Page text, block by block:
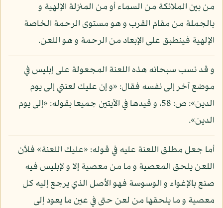
من بين الملائكة من السماء أو من المنزلة الإلهية و
بالجملة من مقام القرب و هو مستوى الرحمة الخاصة
الإلهية فينطبق على الإبعاد من الرحمة و هو اللعن.
و قد نسب سبحانه هذه اللعنة المجعولة على إبليس في
موضع آخر إلى نفسه فقال: «و إن عليك لعنتي إلى يوم
الدين»: ص: 58، و قيدها في الآيتين جميعا بقوله: «إلى يوم
الدين».
أما جعل مطلق اللعنة عليه في قوله: «عليك اللعنة» فلأن
اللعن يلحق المعصية و ما من معصية إلا و لإبليس فيه
صنع بالإغواء و الوسوسة فهو الأصل الذي يرجع إليه كل
معصية و ما يلحقها من لعن حتى في عين ما يعود إلى